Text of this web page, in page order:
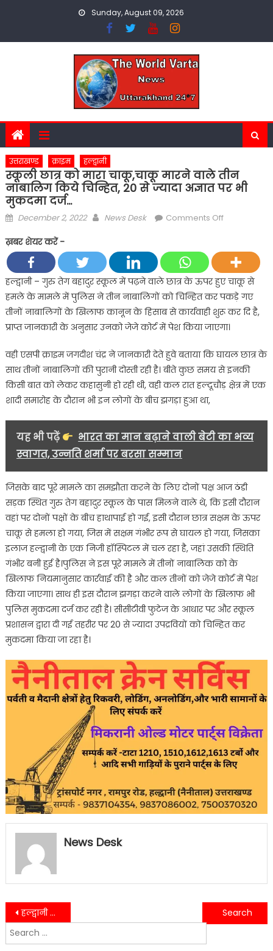
Sunday, August 09, 2026
उत्तराखण्ड क्राइम हल्द्वानी
स्कूली छात्र को मारा चाकू,चाकू मारने वाले तीन
नाबालिग किये चिन्हित, 20 से ज्यादा अज्ञात पर भी
मुकदमा दर्ज…
Posted
December 2, 2022 Author
News Desk Comments Offon
को
मारा
चाकू,चाकू
मारने
वाले
तीन
किये
चिन्हित,
20
पर
मुकदमा
दर्ज…
ख़बर शेयर करें -
हल्द्वानी – गुरु तेग बहादुर स्कूल में पढ़ने वाले छात्र के ऊपर हुए चाकू से
हमले के मामले में पुलिस ने तीन नाबालिगों को चिन्हित कर पकड़े गए
तीनों नाबालिगों के खिलाफ कानून के हिसाब से कार्यवाही शुरू कर दि है,
प्राप्त जानकारी के अनुसार उनको जेजे कोर्ट में पेश किया जाएगा।
वही एसपी क्राइम जगदीश चंद्र ने जानकारी देते हुवे बताया कि घायल छात्र के
साथ तीनों नाबालिगों की पुरानी दोस्ती रही है। बीते कुछ समय से इनकी
किसी बात को लेकर कहासुनी हो रही थी, वही कल रात हल्दूचौड़ क्षेत्र में एक
शादी समारोह के दौरान भी इन लोगों के बीच झगड़ा हुआ था,
यह भी पढ़ें
भारत का मान बढ़ाने वाली बेटी का भव्य
स्वागत, उन्नति शर्मा पर बरसा सम्मान
जिसके बाद पूरे मामले का समझौता करने के लिए दोनों पक्ष आज ठंडी
सड़क स्थित गुरु तेग बहादुर स्कूल के पास मिलने वाले थे, कि इसी दौरान
वहां पर दोनों पक्षों के बीच हाथापाई हो गई, इसी दौरान छात्र सक्षम के ऊपर
चाकू से हमला हो गया, जिस में सक्षम गंभीर रूप से घायल हो गया, जिसका
इलाज हल्द्वानी के एक निजी हॉस्पिटल में चल रहा है, जहां उसकी स्थिति
गंभीर बनी हुई है।पुलिस ने इस पूरे मामले में तीनों नाबालिक को के
खिलाफ नियमानुसार कार्रवाई की है और कल तीनों को जेजे कोर्ट में पेश
किया जाएगा। साथ ही इस दौरान झगड़ा करने वाले लोगों के खिलाफ भी
पुलिस मुकदमा दर्ज कर रही है। सीसीटीवी फुटेज के आधार पर और स्कूल
प्रशासन द्वारा दी गई तहरीर पर 20 से ज्यादा उपद्रवियों को चिन्हित कर
मुकदमा किया जा रहा है।
News Desk
Post
navigation
हल्द्वानी में गोला बाईपास रोड पर अज्ञात वाहन की टक्कर से एक युवक दर्दनाक मौत……
काशीपुर बायपास चौड़ीकरण सौन्दर्यकरण को लेकर सौपा प्रस्ताव…..
Search
for: